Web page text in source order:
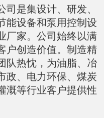
是集设计、研发、
能设备和泵用控制设
厂家。公司始终以满
户创造价值。制造精
队热忱，为油脂、冶
政、电力环保、煤炭
溉等行业客户提供性